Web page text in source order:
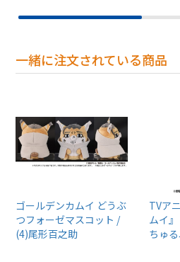
一緒に注文されている商品
ゴールデンカムイ どうぶ
つフォーゼマスコット /
(4)尾形百之助
TVア
ムイ
ちゅ